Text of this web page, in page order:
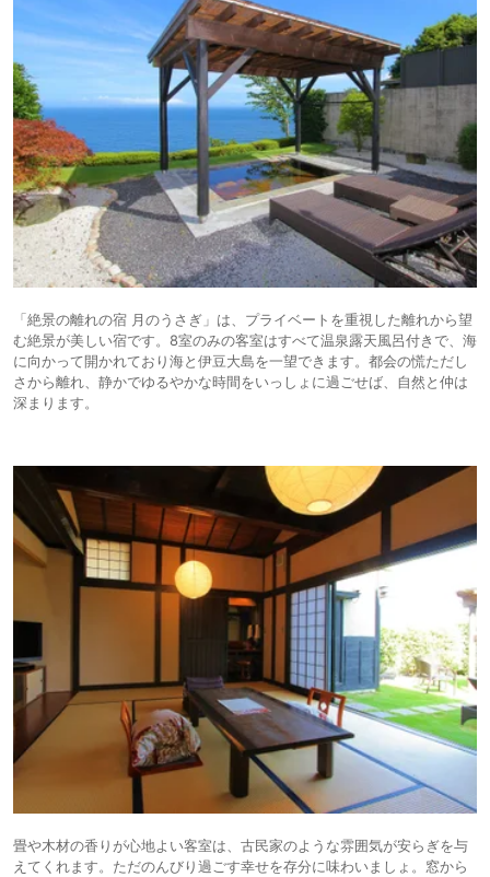
「絶景の離れの宿 月のうさぎ」は、プライベートを重視した離れから望
む絶景が美しい宿です。8室のみの客室はすべて温泉露天風呂付きで、海
に向かって開かれており海と伊豆大島を一望できます。都会の慌ただし
さから離れ、静かでゆるやかな時間をいっしょに過ごせば、自然と仲は
深まります。
畳や木材の香りが心地よい客室は、古民家のような雰囲気が安らぎを与
えてくれます。ただのんびり過ごす幸せを存分に味わいましょ。窓から